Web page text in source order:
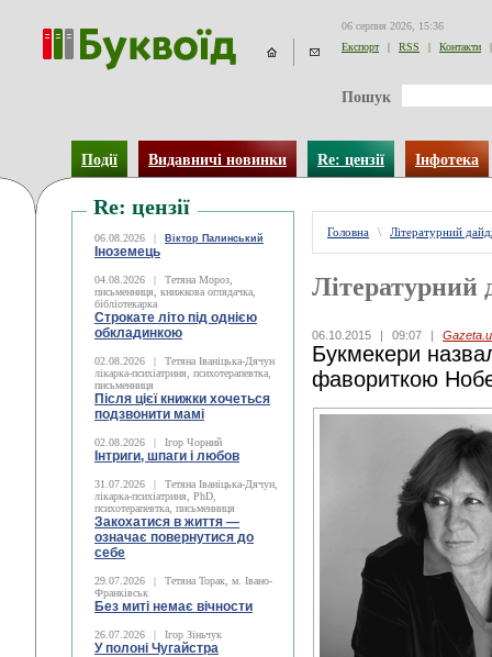
06 серпня 2026, 15:36
Експорт
| RSS | Контакти |
Пошук
Події Видавничі новинки Re: цензії Інфотека
Re: цензії
06.08.2026 | Віктор Палинський
Іноземець
04.08.2026 |
Тетяна Мороз,
письменниця, книжкова оглядачка,
бібліотекарка
Строкате літо під однією
обкладинкою
02.08.2026 |
Тетяна Іваніцька-Дячун
лікарка-психіатриня, психотерапевтка,
письменниця
Після цієї книжки хочеться
подзвонити мамі
02.08.2026 | Ігор Чорний
Інтриги, шпаги і любов
31.07.2026 |
Тетяна Іваніцька-Дячун,
лікарка-психіатриня, PhD,
психотерапевтка, письменниця
Закохатися в життя —
означає повернутися до
себе
29.07.2026 |
Тетяна Торак, м. Івано-
Франківськ
Без миті немає вічности
26.07.2026 | Ігор Зіньчук
У полоні Чугайстра
Головна \ Літературний
Літературний
06.10.2015 | 09:07 |
Букмекери
фавориткою